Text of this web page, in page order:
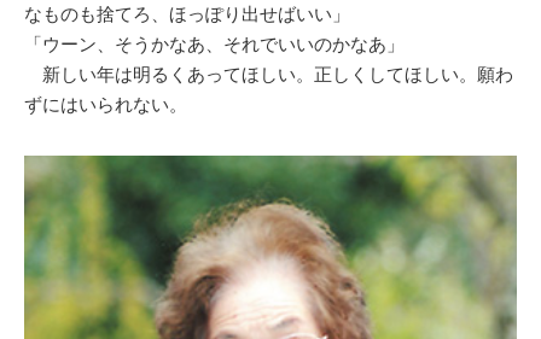
なものも捨てろ、ほっぽり出せばいい」
「ウーン、そうかなあ、それでいいのかなあ」
新しい年は明るくあってほしい。正しくしてほしい。願わ
ずにはいられない。